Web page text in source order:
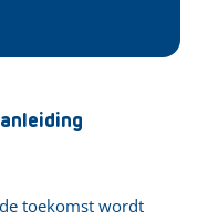
toekomst wordt